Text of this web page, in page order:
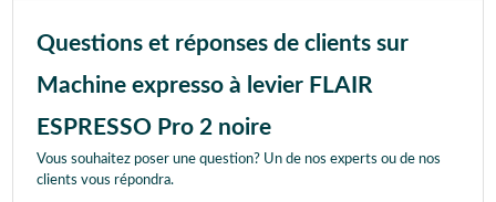
Questions et réponses de clients sur
Machine expresso à levier FLAIR
ESPRESSO Pro 2 noire
Vous souhaitez poser une question? Un de nos experts ou de nos
clients vous répondra.